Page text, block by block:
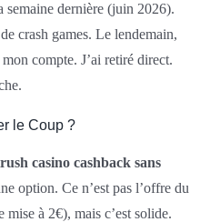
semaine dernière (juin 2026).
crash games. Le lendemain,
compte. J’ai retiré direct.
le Coup ?
casino cashback sans
option. Ce n’est pas l’offre du
à 2€), mais c’est solide.